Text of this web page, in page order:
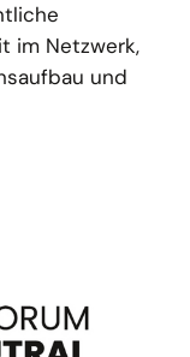
im Netzwerk,
und